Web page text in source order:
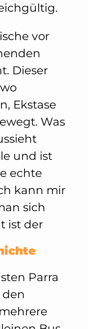
vor
Dieser
Ekstase
Was
und ist
echte
kann mir
sich
ist der
Parra
den